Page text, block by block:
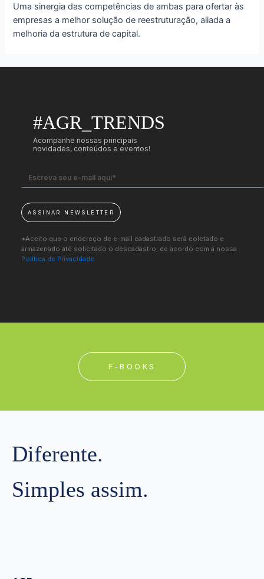
Uma sinergia das competências de ambas para ofertar às
empresas a melhor solução de reestruturação, aliada a
melhoria da estrutura de capital.
#AGR_TRENDS
Acompanhe nossas principais
novidades, conteúdos e eventos!
ASSINAR NEWSLETTER
*Aceito que o endereço de e-mail cadastrado será coletado e
armazenado até solicitado o descadastro, de acordo com a nossa
Política de Privacidade.
E-BOOKS
Diferente.
Simples assim.